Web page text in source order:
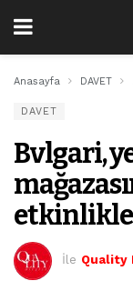
Anasayfa DAVET
DAVET
Bvlgari,
İle Quality